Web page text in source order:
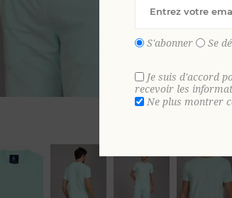
S'abonner Se
Je suis d'accord
recevoir les
Ne plus montrer